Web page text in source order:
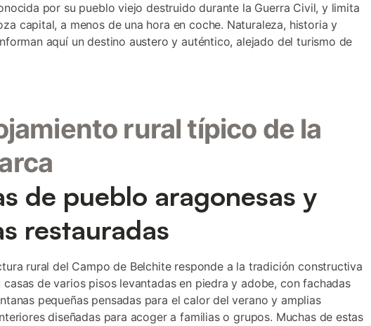
por su pueblo viejo destruido durante la Guerra Civil, y limita
capital, a menos de una hora en coche. Naturaleza, historia y
aquí un destino austero y auténtico, alejado del turismo de
rural típico de la
de pueblo aragonesas y
restauradas
rural del Campo de Belchite responde a la tradición constructiva
casas de varios pisos levantadas en piedra y adobe, con fachadas
pequeñas pensadas para el calor del verano y amplias
diseñadas para acoger a familias o grupos. Muchas de estas